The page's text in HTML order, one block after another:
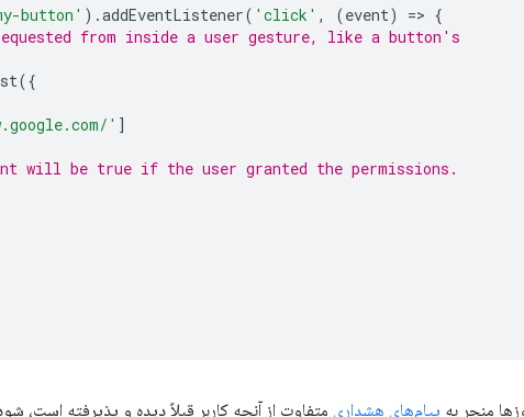
button' ).addEventListener( 'click' , (event) => {
from inside a user gesture, like a button's
({
' ]
will be true if the user granted the permissions.
منجر به پیام‌های هشداری متفاوت از آنچه کاربر قبلاً دیده و پذیرفته است،